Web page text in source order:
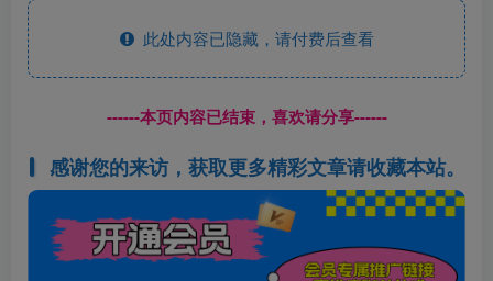
此处内容已隐藏，请付费后查看
------本页内容已结束，喜欢请分享------
感谢您的来访，获取更多精彩文章请收藏本站。